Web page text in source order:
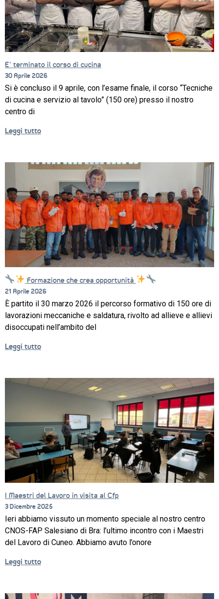
CORSI
NEWS
SETTORI
PROFESSIONALI
PROGETTO
EDUCATIVO
ORIENTAMENTO
QUALITÀ
ACCREDITAMENTO
EXTRA
CONTATTI
E’ terminato il corso di cucina
30 Aprile 2026
Si è concluso il 9 aprile, con l’esame finale, il corso “Tecniche
di cucina e servizio al tavolo” (150 ore) presso il nostro
centro di
Leggi tutto
Formazione che crea opportunità
21 Aprile 2026
È partito il 30 marzo 2026 il percorso formativo di 150 ore di
lavorazioni meccaniche e saldatura, rivolto ad allieve e allievi
disoccupati nell’ambito del
Leggi tutto
I Maestri del Lavoro in visita al Cfp
3 Dicembre 2025
Ieri abbiamo vissuto un momento speciale al nostro centro
CNOS-FAP Salesiano di Bra: l’ultimo incontro con i Maestri
del Lavoro di Cuneo. Abbiamo avuto l’onore
Leggi tutto